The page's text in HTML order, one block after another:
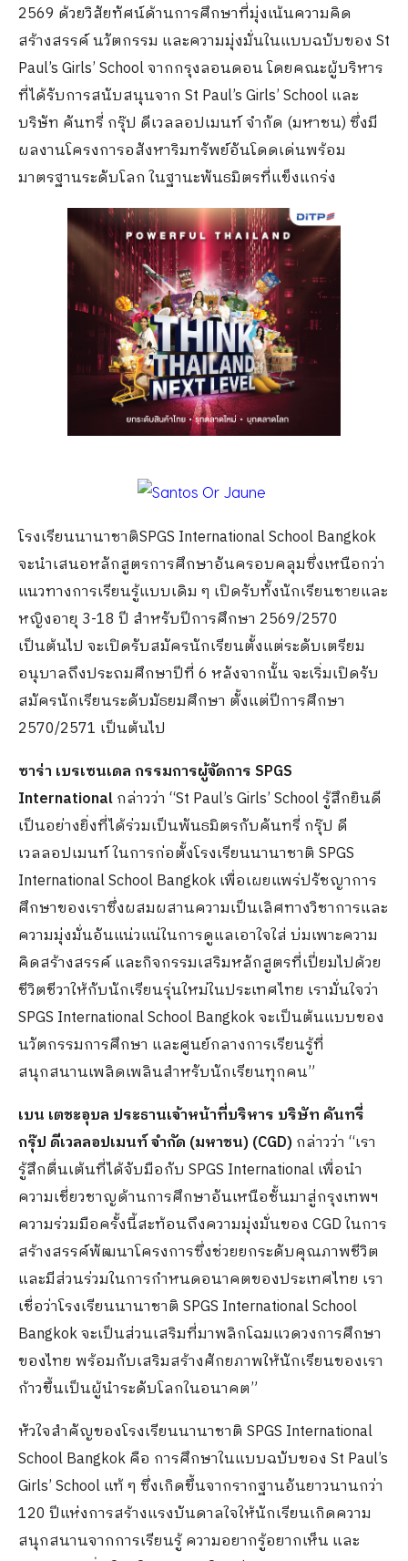
2569 ด้วยวิสัยทัศน์ด้านการศึกษาที่มุ่งเน้นความคิด
สร้างสรรค์ นวัตกรรม และความมุ่งมั่นในแบบฉบับของ St
Paul’s Girls’ School จากกรุงลอนดอน โดยคณะผู้บริหาร
ที่ได้รับการสนับสนุนจาก St Paul’s Girls’ School และ
บริษัท คันทรี่ กรุ๊ป ดีเวลลอปเมนท์ จำกัด (มหาชน) ซึ่งมี
ผลงานโครงการอสังหาริมทรัพย์อันโดดเด่นพร้อม
มาตรฐานระดับโลก ในฐานะพันธมิตรที่แข็งแกร่ง
โรงเรียนนานาชาติSPGS International School Bangkok
จะนำเสนอหลักสูตรการศึกษาอันครอบคลุมซึ่งเหนือกว่า
แนวทางการเรียนรู้แบบเดิม ๆ เปิดรับทั้งนักเรียนชายและ
หญิงอายุ 3-18 ปี สำหรับปีการศึกษา 2569/2570
เป็นต้นไป จะเปิดรับสมัครนักเรียนตั้งแต่ระดับเตรียม
อนุบาลถึงประถมศึกษาปีที่ 6 หลังจากนั้น จะเริ่มเปิดรับ
สมัครนักเรียนระดับมัธยมศึกษา ตั้งแต่ปีการศึกษา
2570/2571 เป็นต้นไป
ซาร่า เบรเซนเดล กรรมการผู้จัดการ SPGS
Internationalกล่าวว่า “St Paul’s Girls’ School รู้สึกยินดี
เป็นอย่างยิ่งที่ได้ร่วมเป็นพันธมิตรกับคันทรี่ กรุ๊ป ดี
เวลลอปเมนท์ ในการก่อตั้งโรงเรียนนานาชาติ SPGS
International School Bangkok เพื่อเผยแพร่ปรัชญาการ
ศึกษาของเราซึ่งผสมผสานความเป็นเลิศทางวิชาการและ
ความมุ่งมั่นอันแน่วแน่ในการดูแลเอาใจใส่ บ่มเพาะความ
คิดสร้างสรรค์ และกิจกรรมเสริมหลักสูตรที่เปี่ยมไปด้วย
ชีวิตชีวาให้กับนักเรียนรุ่นใหม่ในประเทศไทย เรามั่นใจว่า
SPGS International School Bangkok จะเป็นต้นแบบของ
นวัตกรรมการศึกษา และศูนย์กลางการเรียนรู้ที่
สนุกสนานเพลิดเพลินสำหรับนักเรียนทุกคน”
เบน เตชะอุบล ประธานเจ้าหน้าที่บริหาร บริษัท คันทรี่
กรุ๊ป ดีเวลลอปเมนท์ จำกัด (มหาชน) (CGD)กล่าวว่า “เรา
รู้สึกตื่นเต้นที่ได้จับมือกับ SPGS International เพื่อนำ
ความเชี่ยวชาญด้านการศึกษาอันเหนือชั้นมาสู่กรุงเทพฯ
ความร่วมมือครั้งนี้สะท้อนถึงความมุ่งมั่นของ CGD ในการ
สร้างสรรค์พัฒนาโครงการซึ่งช่วยยกระดับคุณภาพชีวิต
และมีส่วนร่วมในการกำหนดอนาคตของประเทศไทย เรา
เชื่อว่าโรงเรียนนานาชาติ SPGS International School
Bangkok จะเป็นส่วนเสริมที่มาพลิกโฉมแวดวงการศึกษา
ของไทย พร้อมกับเสริมสร้างศักยภาพให้นักเรียนของเรา
ก้าวขึ้นเป็นผู้นำระดับโลกในอนาคต”
หัวใจสำคัญของโรงเรียนนานาชาติ SPGS International
School Bangkok คือ การศึกษาในแบบฉบับของ St Paul’s
Girls’ School แท้ ๆ ซึ่งเกิดขึ้นจากรากฐานอันยาวนานกว่า
120 ปีแห่งการสร้างแรงบันดาลใจให้นักเรียนเกิดความ
สนุกสนานจากการเรียนรู้ ความอยากรู้อยากเห็น และ